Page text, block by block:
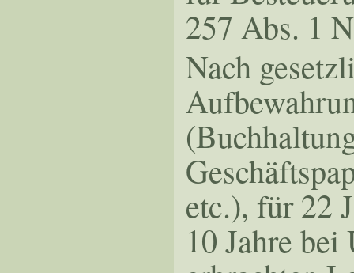
257 Abs. 1
Nach
etc.), für 22
10 Jahre